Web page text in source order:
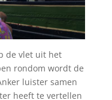
de vlet uit het
rondom wordt de
luister samen
heeft te vertellen